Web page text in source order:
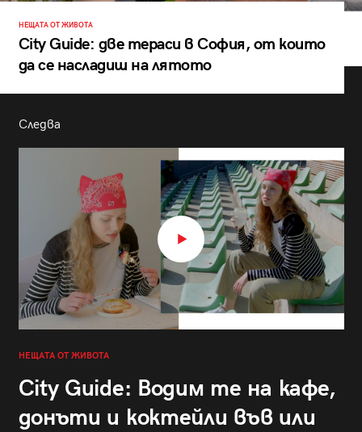
НЕЩАТА ОТ ЖИВОТА
City Guide: две тераси в София, от които
да се насладиш на лятото
Следва
НЕЩАТА ОТ ЖИВОТА
City Guide: Водим те на кафе,
донъти и коктейли във или